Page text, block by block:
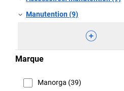
Manutention (9)
Marque
Manorga (39)